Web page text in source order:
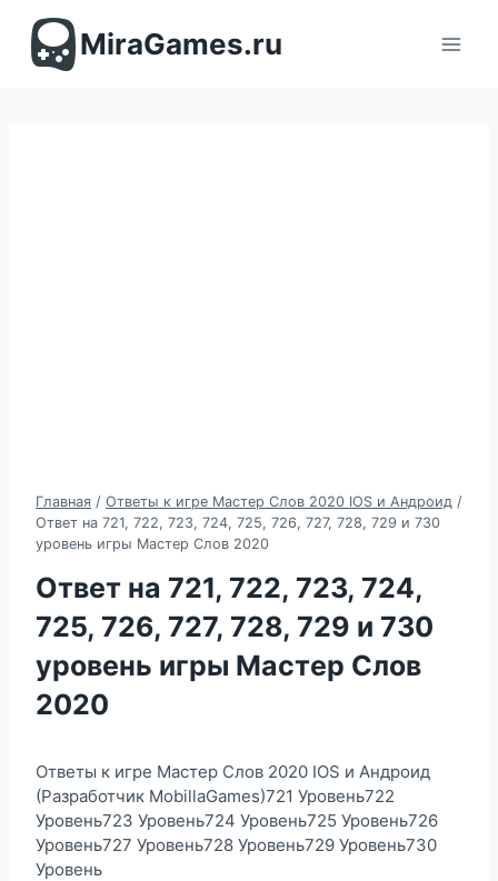
содержимомуMiraGames.ru
Главная / Ответы к игре Мастер Слов 2020 IOS и Андроид /
Ответ на 721, 722, 723, 724, 725, 726, 727, 728, 729 и 730
уровень игры Мастер Слов 2020
Ответ на 721, 722, 723, 724,
725, 726, 727, 728, 729 и 730
уровень игры Мастер Слов
2020
Ответы к игре Мастер Слов 2020 IOS и Андроид
(Разработчик MobillaGames)721 Уровень722
Уровень723 Уровень724 Уровень725 Уровень726
Уровень727 Уровень728 Уровень729 Уровень730
Уровень